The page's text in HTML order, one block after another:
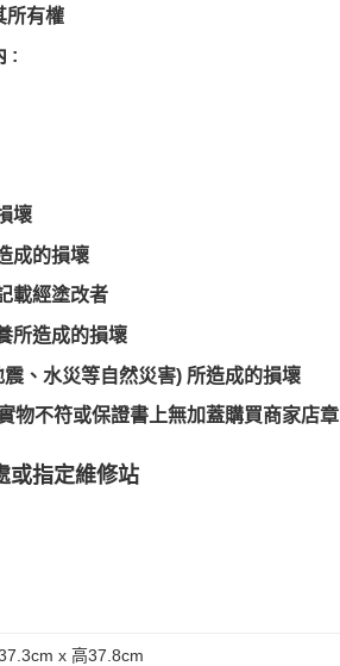
所有權
:
壞
成的損壞
載經塗改者
所造成的損壞
、水災等自然災害) 所造成的損壞
物不符或保證書上無加蓋購買商家店章
或指定維修站
x 高37.8cm